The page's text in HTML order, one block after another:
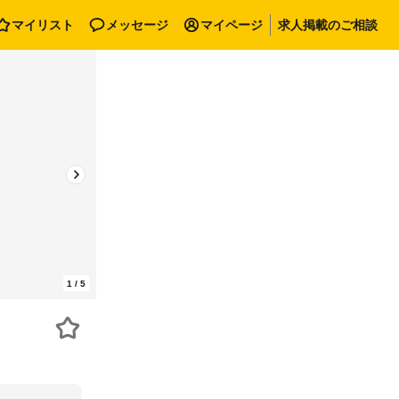
マイリスト メッセージ マイページ 求人掲載のご相談
1 / 5